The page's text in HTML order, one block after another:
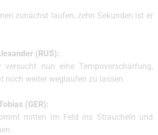
zunächst laufen, zehn Sekunden ist er
(RUS):
versucht nun eine Tempoverschärfung,
noch weiter weglaufen zu lassen.
(GER):
mitten im Feld ins Straucheln und